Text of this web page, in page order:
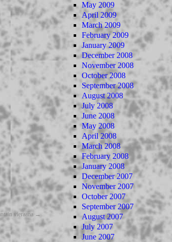
vieraana →
May 2009
April 2009
March 2009
February 2009
January 2009
December 2008
November 2008
October 2008
September 2008
August 2008
July 2008
June 2008
May 2008
April 2008
March 2008
February 2008
January 2008
December 2007
November 2007
October 2007
September 2007
August 2007
July 2007
June 2007